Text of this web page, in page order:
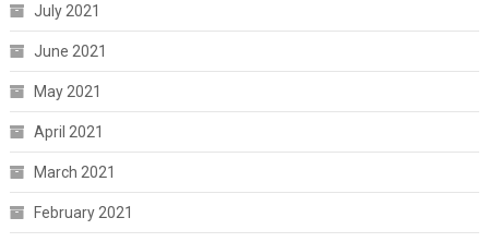
July 2021
June 2021
May 2021
April 2021
March 2021
February 2021